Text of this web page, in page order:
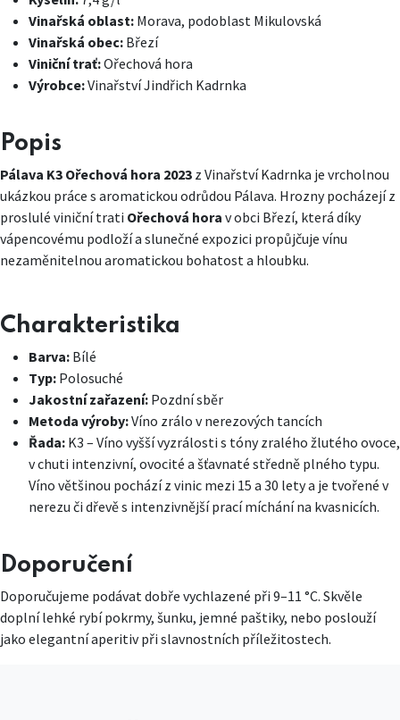
Vinařská oblast: Morava, podoblast Mikulovská
Vinařská obec: Březí
Viniční trať:Ořechová hora
Výrobce:Vinařství Jindřich Kadrnka
Popis
Pálava K3 Ořechová hora 2023 z Vinařství Kadrnka je vrcholnou
ukázkou práce s aromatickou odrůdou Pálava. Hrozny pocházejí z
proslulé viniční trati Ořechová hora v obci Březí, která díky
vápencovému podloží a slunečné expozici propůjčuje vínu
nezaměnitelnou aromatickou bohatost a hloubku.
Charakteristika
Barva: Bílé
Typ: Polosuché
Jakostní zařazení: Pozdní sběr
Metoda výroby:Víno zrálo v nerezových tancích
Řada: K3 – Víno vyšší vyzrálosti s tóny zralého žlutého ovoce,
v chuti intenzivní, ovocité a šťavnaté středně plného typu.
Víno většinou pochází z vinic mezi 15 a 30 lety a je tvořené v
nerezu či dřevě s intenzivnější prací míchání na kvasnicích.
Doporučení
Doporučujeme podávat dobře vychlazené při 9–11 °C. Skvěle
doplní lehké rybí pokrmy, šunku, jemné paštiky, nebo poslouží
jako elegantní aperitiv při slavnostních příležitostech.